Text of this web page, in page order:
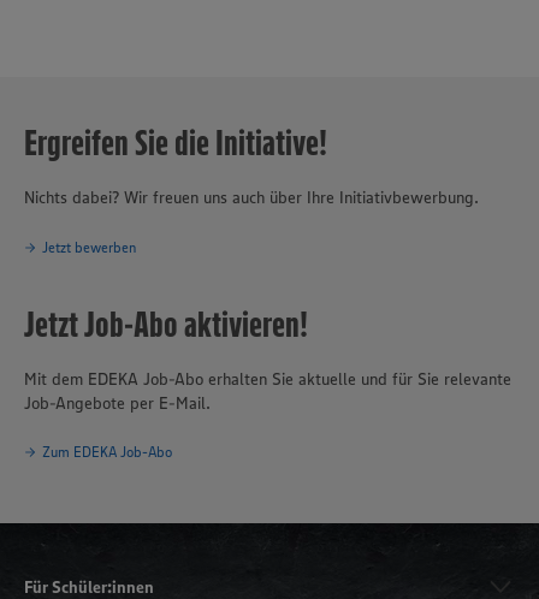
Ergreifen Sie die Initiative!
Nichts dabei? Wir freuen uns auch über Ihre Initiativbewerbung.
Jetzt bewerben
Jetzt Job-Abo aktivieren!
Mit dem EDEKA Job-Abo erhalten Sie aktuelle und für Sie relevante
Job-Angebote per E-Mail.
Zum EDEKA Job-Abo
Für Schüler:innen